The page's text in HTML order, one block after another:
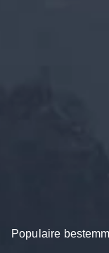
Populaire